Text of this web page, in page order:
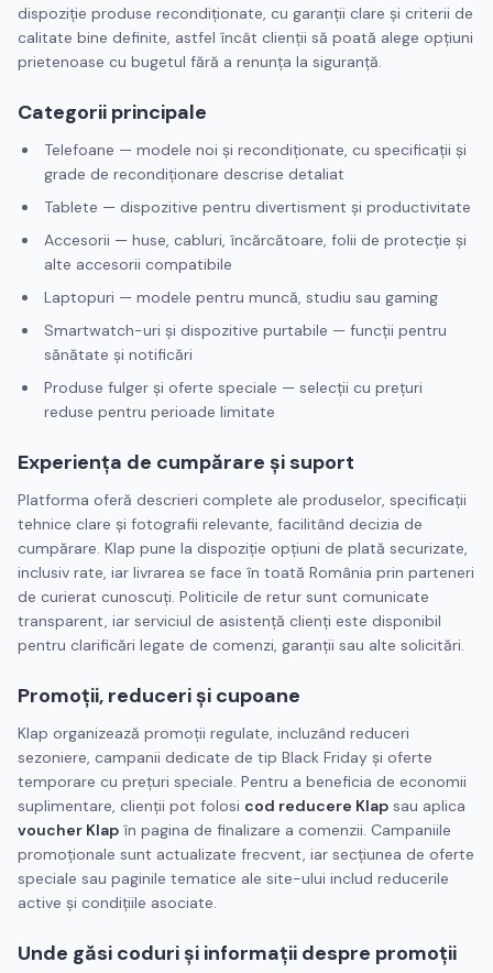
dispoziție produse recondiționate, cu garanții clare și criterii de
calitate bine definite, astfel încât clienții să poată alege opțiuni
prietenoase cu bugetul fără a renunța la siguranță.
Categorii principale
Telefoane — modele noi și recondiționate, cu specificații și
grade de recondiționare descrise detaliat
Tablete — dispozitive pentru divertisment și productivitate
Accesorii — huse, cabluri, încărcătoare, folii de protecție și
alte accesorii compatibile
Laptopuri — modele pentru muncă, studiu sau gaming
Smartwatch-uri și dispozitive purtabile — funcții pentru
sănătate și notificări
Produse fulger și oferte speciale — selecții cu prețuri
reduse pentru perioade limitate
Experiența de cumpărare și suport
Platforma oferă descrieri complete ale produselor, specificații
tehnice clare și fotografii relevante, facilitând decizia de
cumpărare. Klap pune la dispoziție opțiuni de plată securizate,
inclusiv rate, iar livrarea se face în toată România prin parteneri
de curierat cunoscuți. Politicile de retur sunt comunicate
transparent, iar serviciul de asistență clienți este disponibil
pentru clarificări legate de comenzi, garanții sau alte solicitări.
Promoții, reduceri și cupoane
Klap organizează promoții regulate, incluzând reduceri
sezoniere, campanii dedicate de tip Black Friday și oferte
temporare cu prețuri speciale. Pentru a beneficia de economii
suplimentare, clienții pot folosi cod reducere Klap sau aplica
voucher Klap în pagina de finalizare a comenzii. Campaniile
promoționale sunt actualizate frecvent, iar secțiunea de oferte
speciale sau paginile tematice ale site-ului includ reducerile
active și condițiile asociate.
Unde găsi coduri și informații despre promoții